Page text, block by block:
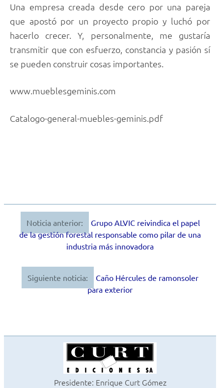
Una empresa creada desde cero por una pareja
que apostó por un proyecto propio y luchó por
hacerlo crecer. Y, personalmente, me gustaría
transmitir que con esfuerzo, constancia y pasión sí
se pueden construir cosas importantes.
www.mueblesgeminis.com
Catalogo-general-muebles-geminis.pdf
Navegación
Noticia anterior:
Grupo ALVIC reivindica el papel
de la gestión forestal responsable como pilar de una
industria más innovadora
Siguiente noticia:
Caño Hércules de ramonsoler
para exterior
Presidente: Enrique Curt Gómez